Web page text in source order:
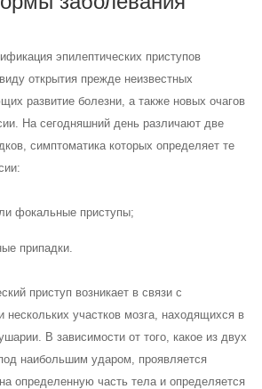
эпилептических приступов
открытия прежде неизвестных
развитие болезни, а также новых очагов
На сегодняшний день различают две
симптоматика которых определяет те
фокальные приступы;
припадки.
приступ возникает в связи с
нескольких участков мозга, находящихся в
В зависимости от того, какое из двух
наибольшим ударом, проявляется
определенную часть тела и определяется